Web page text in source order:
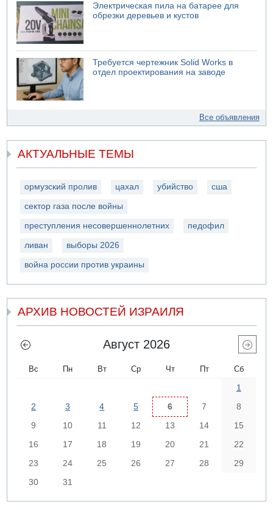
Электрическая пила на батарее для
обрезки деревьев и кустов
Требуется чертежник Solid Works в
отдел проектирования на заводе
Все объявления
АКТУАЛЬНЫЕ ТЕМЫ
ормузский пролив цахал убийство сша
сектор газа после войны
преступления несовершеннолетних педофил
ливан выборы 2026
война россии против украины
АРХИВ НОВОСТЕЙ ИЗРАИЛЯ
Август 2026
Вс Пн Вт Ср Чт Пт Сб
1
2
3 4 5 6 7
8
9
10 11 12 13 14
15
16
17 18 19 20 21
22
23
24 25 26 27 28
29
30
31